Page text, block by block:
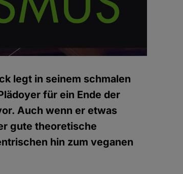
legt in seinem schmalen
für ein Ende der
Auch wenn er etwas
gute theoretische
hin zum veganen